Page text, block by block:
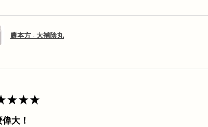
農本方 - 大補陰丸
★★★
大！